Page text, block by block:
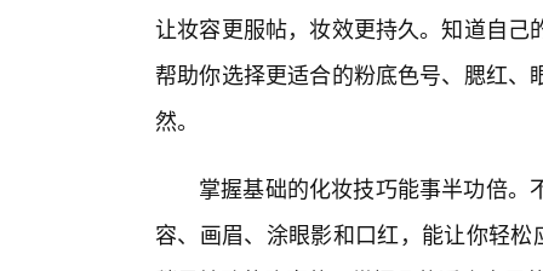
让妆容更服帖，妆效更持久。知道自
帮助你选择更适合的粉底色号、腮红
然。
掌握基础的化妆技巧能事半功倍
容、画眉、涂眼影和口红，能让你轻